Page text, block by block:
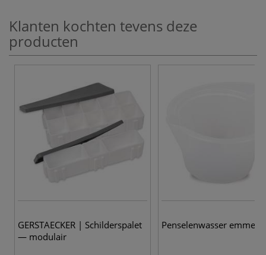
Klanten kochten tevens deze
producten
GERSTAECKER | Schilderspalet
— modulair
Penselenwasser